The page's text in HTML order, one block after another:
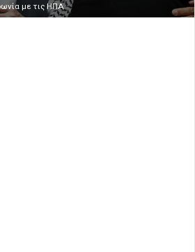
με τις ΗΠΑ